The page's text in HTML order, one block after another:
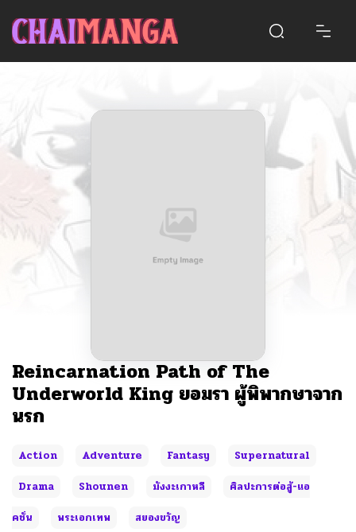
Reincarnation Path of The
Underworld King ยอมรา ผู้พิพากษาจาก
นรก
Action Adventure Fantasy
Supernatural
Drama
Shounen มังงะเกาหลี
ศิลปะการต่อสู้-แอ
คชั่น
พระเอกเทพ
สยองขวัญ